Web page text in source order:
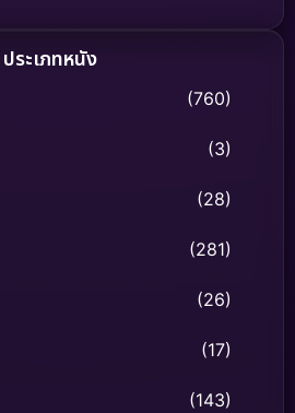
ประเภทหนัง
(760)
(3)
(28)
(281)
(26)
(17)
(143)